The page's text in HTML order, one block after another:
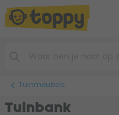
Tuinmeubels
Tuinbank